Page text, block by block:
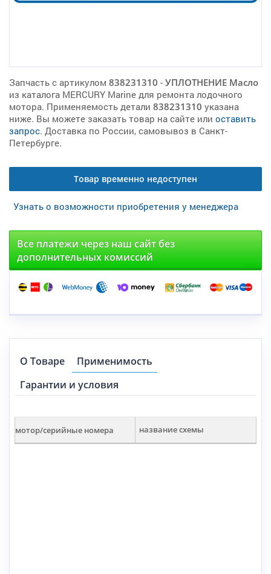
Запчасть с артикулом 838231310 - УПЛОТНЕНИЕ Масло
из каталога MERCURY Marine для ремонта лодочного
мотора. Применяемость детали 838231310 указана
ниже. Вы можете заказать товар на сайте или оставить
запрос. Доставка по России, самовывоз в Санкт-
Петербурге.
Товар временно недоступен
Узнать о возможности приобретения у менеджера
Все платежи через наш сайт без
дополнительных комиссий
О Товаре
Применимость
Гарантии и условия
мотор/серийные номера название схемы